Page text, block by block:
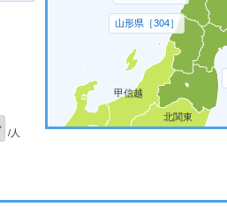
/人
山形県［304］
甲信越
北関東